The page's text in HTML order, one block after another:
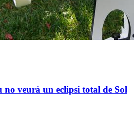
no veurà un eclipsi total de Sol